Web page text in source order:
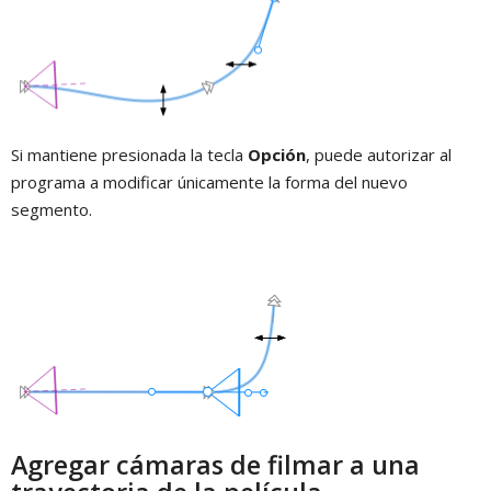
Si mantiene presionada la tecla Opción, puede autorizar al
programa a modificar únicamente la forma del nuevo
segmento.
Agregar cámaras de filmar a una